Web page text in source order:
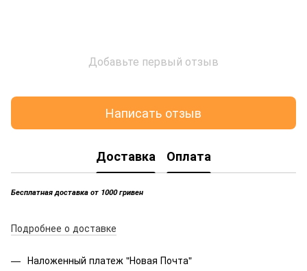
Добавьте первый отзыв
Написать отзыв
Доставка Оплата
Бесплатная доставка от 1000 гривен
Подробнее о доставке
Наложенный платеж "Новая Почта"